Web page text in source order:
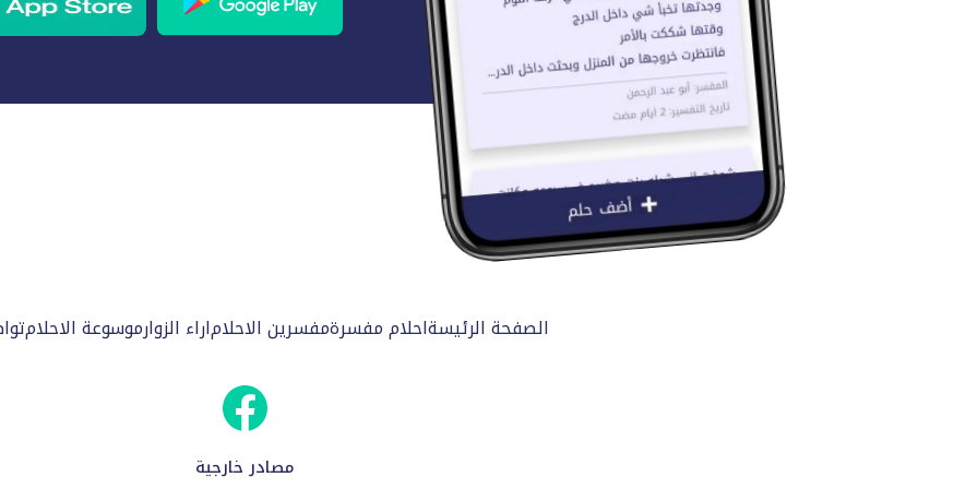
الصفحة الرئيسةاحلام مفسرةمفسرين الاحلاماراء الزوارموسوعة الاحلام
مصادر خارجية